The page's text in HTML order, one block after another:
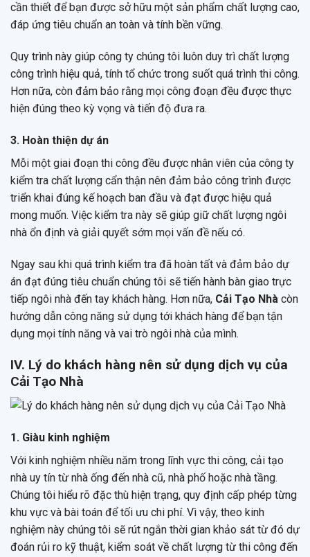
cần thiết để bạn được sở hữu một sản phẩm chất lượng cao,
đáp ứng tiêu chuẩn an toàn và tính bền vững.
Quy trình này giúp công ty chúng tôi luôn duy trì chất lượng
công trình hiệu quả, tính tổ chức trong suốt quá trình thi công.
Hơn nữa, còn đảm bảo rằng mọi công đoạn đều được thực
hiện đúng theo kỳ vọng và tiến độ đưa ra.
3. Hoàn thiện dự án
Mỗi một giai đoạn thi công đều được nhân viên của công ty
kiểm tra chất lượng cẩn thận nên đảm bảo công trình được
triển khai đúng kế hoạch ban đầu và đạt được hiệu quả
mong muốn. Việc kiểm tra này sẽ giúp giữ chất lượng ngôi
nhà ổn định và giải quyết sớm mọi vấn đề nếu có.
Ngay sau khi quá trình kiểm tra đã hoàn tất và đảm bảo dự
án đạt đúng tiêu chuẩn chúng tôi sẽ tiến hành bàn giao trực
tiếp ngôi nhà đến tay khách hàng. Hơn nữa, Cải Tạo Nhà còn
hướng dẫn công năng sử dụng tới khách hàng để bạn tận
dụng mọi tính năng và vai trò ngôi nhà của mình.
IV. Lý do khách hàng nên sử dụng dịch vụ của
Cải Tạo Nhà
1. Giàu kinh nghiệm
Với kinh nghiệm nhiều năm trong lĩnh vực thi công, cải tạo
nhà uy tín từ nhà ống đến nhà cũ, nhà phố hoặc nhà tầng.
Chúng tôi hiểu rõ đặc thù hiện trạng, quy định cấp phép từng
khu vực và bài toán để tối ưu chi phí. Vì vậy, theo kinh
nghiệm này chúng tôi sẽ rút ngắn thời gian khảo sát từ đó dự
đoán rủi ro kỹ thuật, kiểm soát về chất lượng từ thi công đến